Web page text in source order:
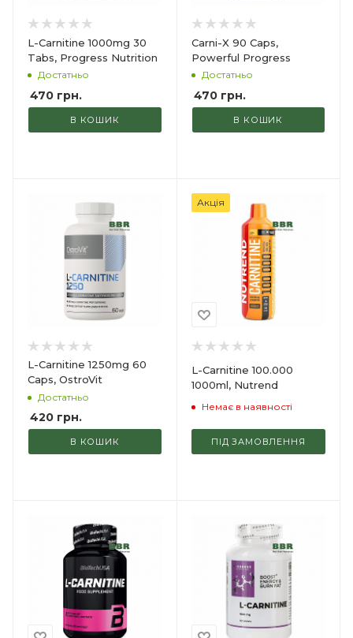
L-Carnitine 1000mg 30
Tabs, Progress Nutrition
Достатньо
470 грн.
В КОШИК
Carni-X 90 Caps,
Powerful Progress
Достатньо
470грн.
В КОШИК
L-Carnitine 1250mg 60
Caps, OstroVit
Достатньо
420 грн.
В КОШИК
Акція
L-Carnitine 100.000
1000ml, Nutrend
Немає в наявності
ПІД ЗАМОВЛЕННЯ